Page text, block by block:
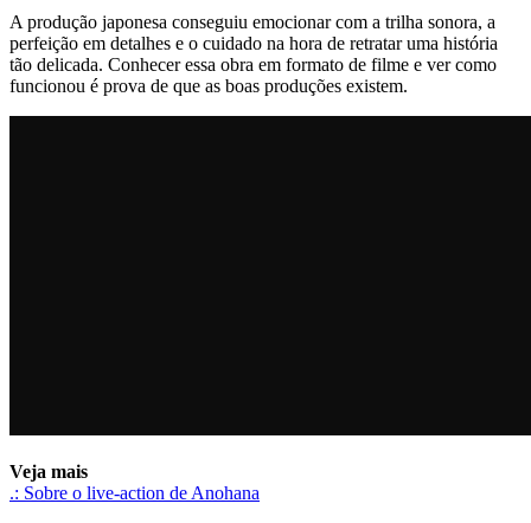
A produção japonesa conseguiu emocionar com a trilha sonora, a
perfeição em detalhes e o cuidado na hora de retratar uma história
tão delicada. Conhecer essa obra em formato de filme e ver como
funcionou é prova de que as boas produções existem.
Veja mais
.: Sobre o live-action de Anohana